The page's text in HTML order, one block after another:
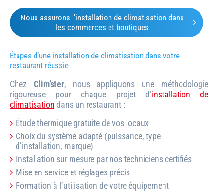
Nous assurons l'installation de climatisation dans
les commerces et boutiques
Étapes d’une installation de climatisation dans votre
restaurant réussie
Chez Clim’ster, nous appliquons une méthodologie
rigoureuse pour chaque projet d’installation de
climatisation dans un restaurant :
Étude thermique gratuite de vos locaux
Choix du système adapté (puissance, type
d’installation, marque)
Installation sur mesure par nos techniciens certifiés
Mise en service et réglages précis
Formation à l’utilisation de votre équipement